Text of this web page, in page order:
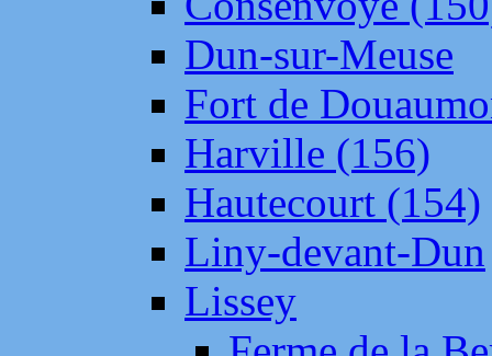
Dun-sur-Meuse
Fort de
Harville (156)
Hautecourt (154)
Liny-devant-Dun
Lissey